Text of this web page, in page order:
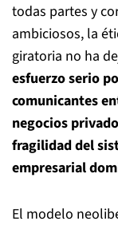
todas partes y
ambiciosos, la
giratoria no ha
esfuerzo serio
comunicantes
negocios
fragilidad del
empresarial
El modelo